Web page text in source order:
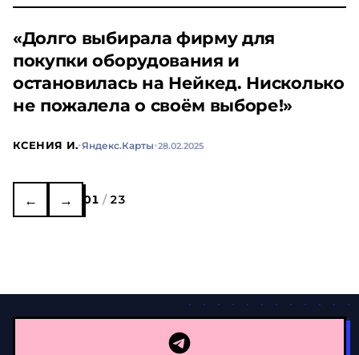
«Долго выбирала фирму для
покупки оборудования и
остановилась на Нейкед. Нисколько
не пожалела о своём выборе!»
КСЕНИЯ И.·Яндекс.Карты·28.02.2025
← → 01 / 23